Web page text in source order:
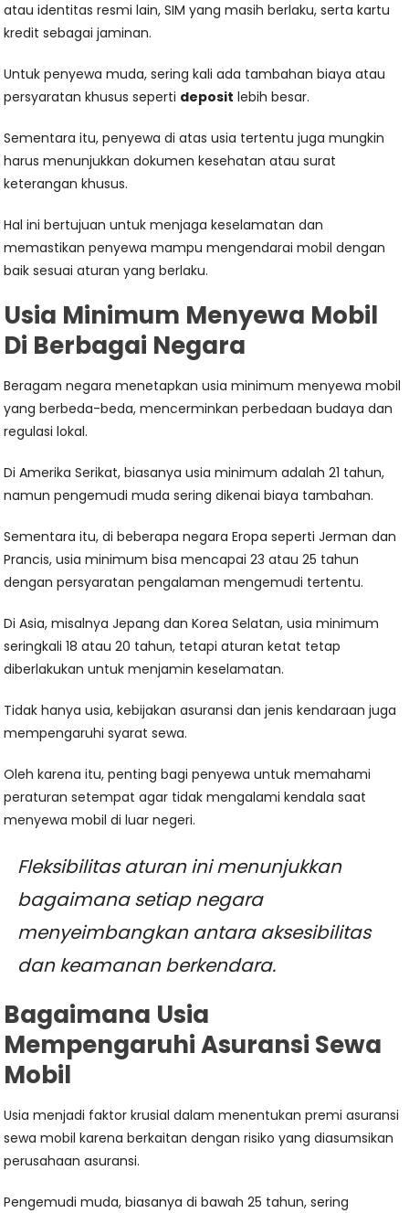
atau identitas resmi lain, SIM yang masih berlaku, serta kartu
kredit sebagai jaminan.
Untuk penyewa muda, sering kali ada tambahan biaya atau
persyaratan khusus seperti deposit lebih besar.
Sementara itu, penyewa di atas usia tertentu juga mungkin
harus menunjukkan dokumen kesehatan atau surat
keterangan khusus.
Hal ini bertujuan untuk menjaga keselamatan dan
memastikan penyewa mampu mengendarai mobil dengan
baik sesuai aturan yang berlaku.
Usia Minimum Menyewa Mobil
Di Berbagai Negara
Beragam negara menetapkan usia minimum menyewa mobil
yang berbeda-beda, mencerminkan perbedaan budaya dan
regulasi lokal.
Di Amerika Serikat, biasanya usia minimum adalah 21 tahun,
namun pengemudi muda sering dikenai biaya tambahan.
Sementara itu, di beberapa negara Eropa seperti Jerman dan
Prancis, usia minimum bisa mencapai 23 atau 25 tahun
dengan persyaratan pengalaman mengemudi tertentu.
Di Asia, misalnya Jepang dan Korea Selatan, usia minimum
seringkali 18 atau 20 tahun, tetapi aturan ketat tetap
diberlakukan untuk menjamin keselamatan.
Tidak hanya usia, kebijakan asuransi dan jenis kendaraan juga
mempengaruhi syarat sewa.
Oleh karena itu, penting bagi penyewa untuk memahami
peraturan setempat agar tidak mengalami kendala saat
menyewa mobil di luar negeri.
Fleksibilitas aturan ini menunjukkan
bagaimana setiap negara
menyeimbangkan antara aksesibilitas
dan keamanan berkendara.
Bagaimana Usia
Mempengaruhi Asuransi Sewa
Mobil
Usia menjadi faktor krusial dalam menentukan premi asuransi
sewa mobil karena berkaitan dengan risiko yang diasumsikan
perusahaan asuransi.
Pengemudi muda, biasanya di bawah 25 tahun, sering